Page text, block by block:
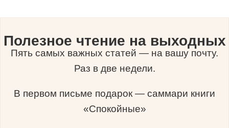
Полезное чтение на выходных
Пять самых важных статей — на вашу почту.
Раз в две недели.
В первом письме подарок — саммари книги
«Спокойные»